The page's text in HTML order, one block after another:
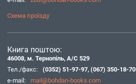
Схема проїзду
Книга поштою:
46008, м. Тернопіль, А/С 529
Тел./факс:
(0352) 51-97-97, (067) 350-18-70
e-mail:
mail@bohdan-books.com